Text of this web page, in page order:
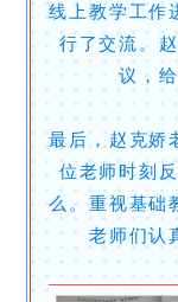
线上教学工作
行了交流。
议，
最后，赵克娇
位老师时刻
么。重视基础
老师们认